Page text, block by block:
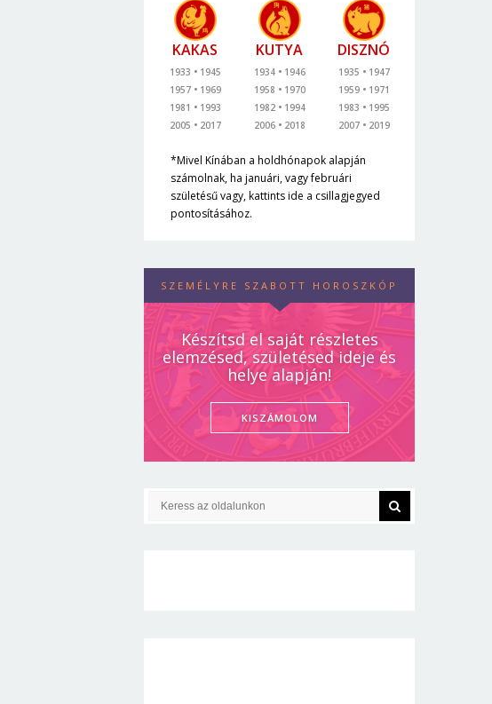
KAKAS
1933
1945
1957
1969
1981
1993
2005
2017
KUTYA
1934
1946
1958
1970
1982
1994
2006
2018
DISZNÓ
1935
1947
1959
1971
1983
1995
2007
2019
*Mivel Kínában a holdhónapok alapján
számolnak, ha januári, vagy februári
születésű vagy, kattints ide a csillagjegyed
pontosításához.
SZEMÉLYRE SZABOTT HOROSZKÓP
Készítsd el saját részletes
elemzésed, születésed ideje és
helye alapján!
KISZÁMOLOM